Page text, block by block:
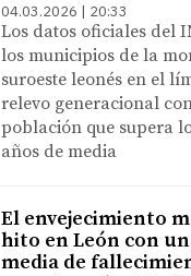
04.03.2026 | 20:33
Los datos oficiales del
los municipios de la
suroeste leonés en el
relevo generacional
población que supera
años de media
El envejecimiento
hito en León con
media de